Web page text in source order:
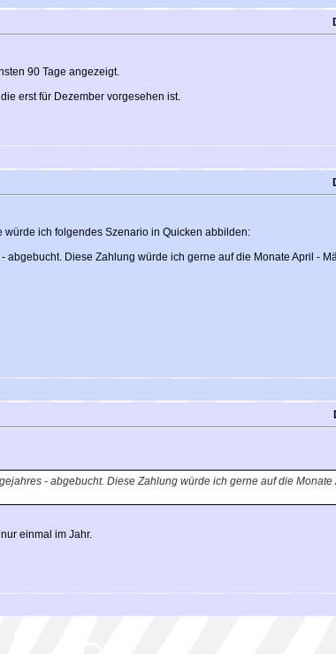
90 Tage angezeigt.
erst für Dezember vorgesehen ist.
ich folgendes Szenario in Quicken abbilden:
Diese Zahlung würde ich gerne auf die Monate April -
- abgebucht. Diese Zahlung würde ich gerne auf die Monate
einmal im Jahr.